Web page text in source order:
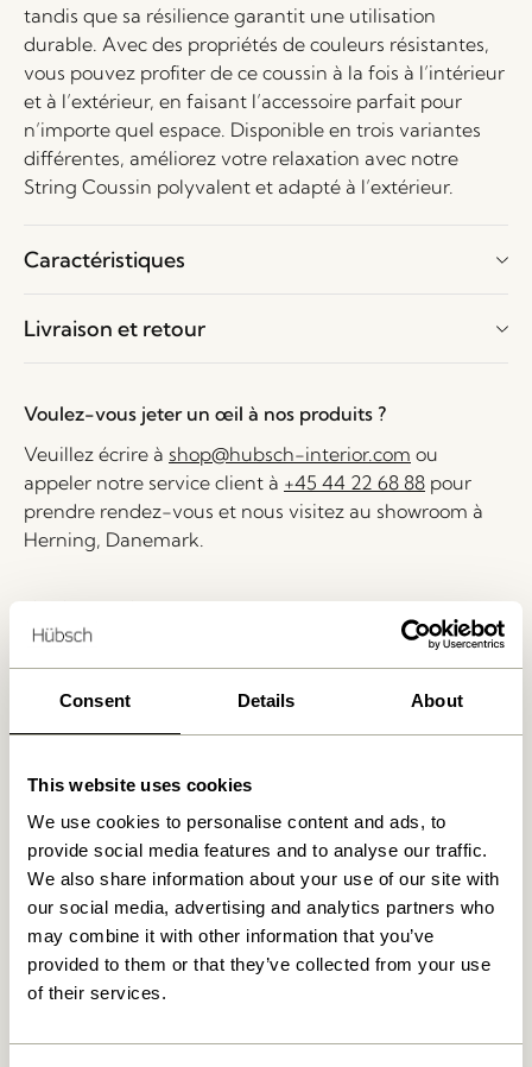
Consent Details About
This website uses cookies
We use cookies to personalise content and ads, to
provide social media features and to analyse our traffic.
We also share information about your use of our site with
our social media, advertising and analytics partners who
may combine it with other information that you’ve
provided to them or that they’ve collected from your use
of their services.
tandis que sa résilience garantit une utilisation
durable. Avec des propriétés de couleurs résistantes,
vous pouvez profiter de ce coussin à la fois à l’intérieur
et à l’extérieur, en faisant l’accessoire parfait pour
n’importe quel espace. Disponible en trois variantes
différentes, améliorez votre relaxation avec notre
String Coussin polyvalent et adapté à l’extérieur.
Caractéristiques
Livraison et retour
Voulez-vous jeter un œil à nos produits ?
Veuillez écrire à shop@hubsch-interior.com ou
appeler notre service client à +45 44 22 68 88 pour
prendre rendez-vous et nous visitez au showroom à
Herning, Danemark.
Livraison 1-4 jours ouvrables
Retour 30 jours
Livraison gratuite à partir de499 DKK*
Produits similaires
EXTÉRIEUR NOUVEAUTÉ EXTÉRIEUR NOUVEAUTÉ